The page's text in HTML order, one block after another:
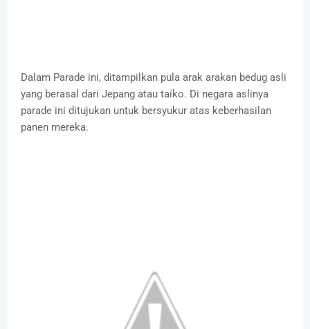
Dalam Parade ini, ditampilkan pula arak arakan bedug asli
yang berasal dari Jepang atau taiko. Di negara aslinya
parade ini ditujukan untuk bersyukur atas keberhasilan
panen mereka.